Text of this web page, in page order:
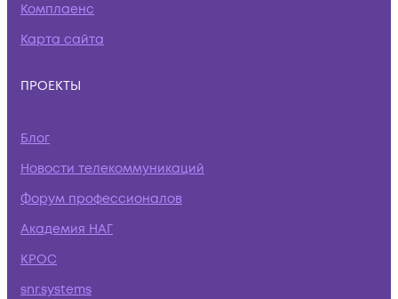
Комплаенс
Карта сайта
ПРОЕКТЫ
Блог
Новости телекоммуникаций
Форум профессионалов
Академия НАГ
КРОС
snr.systems